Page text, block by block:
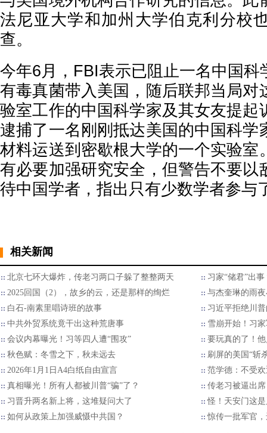
法尼亚大学和加州大学伯克利分校
查。
今年6月，FBI表示已阻止一名中国科
有毒真菌带入美国，随后联邦当局对
验室工作的中国科学家及其女友提起
逮捕了一名刚刚抵达美国的中国科学
材料运送到密歇根大学的一个实验室
有必要加强研究安全，但警告不要以
待中国学者，指出只有少数学者参与
相关新闻
北京七环大爆炸，传老习两口子躲了整整两天
习家“储君”出
2025回国（2），故乡的云，还是那样的绚烂
与杰奎琳的雨
白石-南素里唱诗班的故事
习近平拒绝川普
中共外贸系统竟干出这种荒唐事
雪崩开始！习
会议内幕曝光！习等四人遭“围攻”
要玩真的了！
秋色赋：冬雪之下，秋未远去
刷屏的美国“斩
2026年1月1日A4白纸自由宣言
范学德：不受
真相曝光！所有人都被川普“骗”了？
传老习被逼出
习晋升两名新上将，这堆疑问大了
怪！天安门这
如何从政策上加强威慑中共国？
惊传一批军官